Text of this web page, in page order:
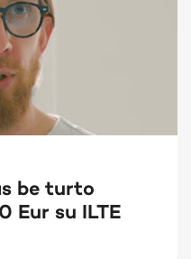
be turto
Eur su ILTE